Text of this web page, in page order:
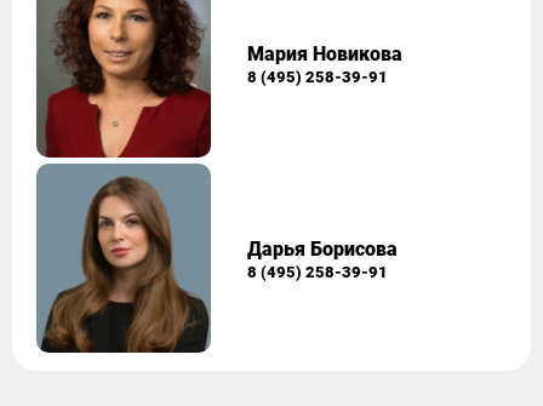
Мария Новикова
8 (495) 258-39-91
Дарья Борисова
8 (495) 258-39-91